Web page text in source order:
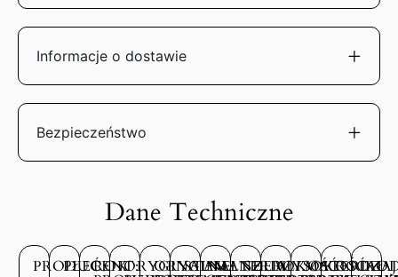
Informacje o dostawie
Bezpieczeństwo
Dane Techniczne
PRODUCENT:
PŁEĆ:ROKORYGINALNE
ORYGINALNE
STANMATERIAŁ
SZEROKOŚĆ
WYSOKOŚĆ
MATERIAŁ
RODZAJ